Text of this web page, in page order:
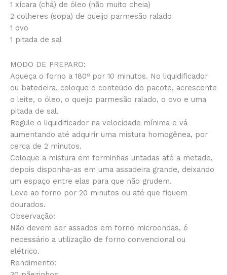
1 xícara (chá) de óleo (não muito cheia)
2 colheres (sopa) de queijo parmesão ralado
1 ovo
1 pitada de sal
MODO DE PREPARO:
Aqueça o forno a 180º por 10 minutos. No liquidificador
ou batedeira, coloque o conteúdo do pacote, acrescente
o leite, o óleo, o queijo parmesão ralado, o ovo e uma
pitada de sal.
Regule o liquidificador na velocidade mínima e vá
aumentando até adquirir uma mistura homogênea, por
cerca de 2 minutos.
Coloque a mistura em forminhas untadas até a metade,
depois disponha-as em uma assadeira grande, deixando
um espaço entre elas para que não grudem.
Leve ao forno por 20 minutos ou até que fiquem
dourados.
Observação:
Não devem ser assados em forno microondas, é
necessário a utilização de forno convencional ou
elétrico.
Rendimento: